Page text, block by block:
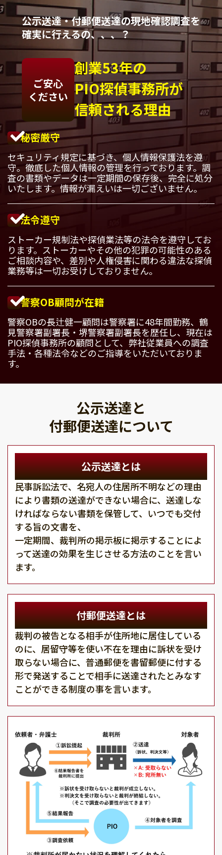
公示送達・付郵便送達の現地確認調査を
確実に行えるの、、、？
ご安心
ください
創業53年の
PIO探偵事務所が
信頼される理由
秘密厳守
セキュリティ規定に基づき、個人情報保護法を遵
守。徹底した個人情報の管理を行っております。調
査の書類やデータは一定期間の保存後、完全に処分
いたします。情報が漏えいは一切ございません。
法令遵守
ストーカー規制法や探偵業法等の法令を遵守してお
ります。ストーカーやその他の犯罪の可能性のある
ご相談内容や、差別や人権侵害に関わる違法な探偵
業務等は一切お受けしておりません。
警察OB顧問が在籍
警察OBの長辻健一顧問は警察署に48年間勤務、鶴
見警察署副署長・堺警察署副署長を歴任し、現在は
PIO探偵事務所の顧問として、弊社従業員への調査
手法・各種法令などのご指導をいただいておりま
す。
公示送達と
付郵便送達について
公示送達とは
民事訴訟法で、名宛人の住居所不明などの理由
により書類の送達ができない場合に、送達しな
ければならない書類を保管して、いつでも交付
する旨の文書を、
一定期間、裁判所の掲示板に掲示することによ
って送達の効果を生じさせる方法のことを言い
ます。
付郵便送達とは
裁判の被告となる相手が住所地に居住している
のに、居留守等を使い不在を理由に訴状を受け
取らない場合に、普通郵便を書留郵便に付する
形で発送することで相手に送達されたとみなす
ことができる制度の事を言います。